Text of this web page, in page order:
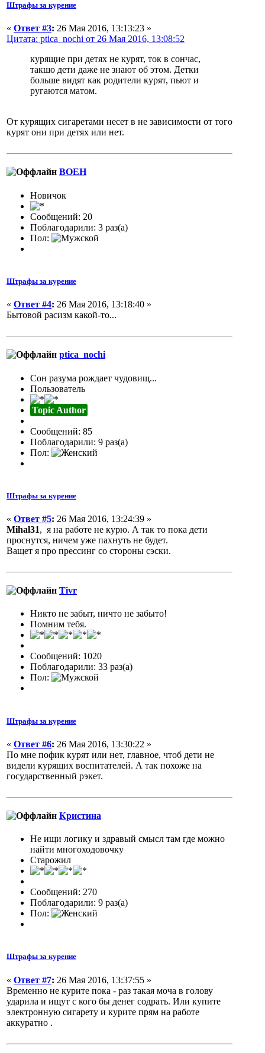
Штрафы за курение
« Ответ #3: 26 Мая 2016, 13:13:23 »
Цитата: ptica_nochi от 26 Мая 2016, 13:08:52
курящие при детях не курят, ток в сончас,
такшо дети даже не знают об этом. Детки
больше видят как родители курят, пьют и
ругаются матом.
От курящих сигаретами несет в не зависимости от того
курят они при детях или нет.
BOEH
Новичок
Сообщений: 20
Поблагодарили: 3 раз(а)
Пол:
Штрафы за курение
« Ответ #4: 26 Мая 2016, 13:18:40 »
Бытовой расизм какой-то...
ptica_nochi
Сон разума рождает чудовищ...
Пользователь
Topic Author
Сообщений: 85
Поблагодарили: 9 раз(а)
Пол:
Штрафы за курение
« Ответ #5: 26 Мая 2016, 13:24:39 »
Mihal31, я на работе не курю. А так то пока дети
проснутся, ничем уже пахнуть не будет.
Ващет я про прессинг со стороны сэски.
Tivr
Никто не забыт, ничто не забыто!
Помним тебя.
Сообщений: 1020
Поблагодарили: 33 раз(а)
Пол:
Штрафы за курение
« Ответ #6: 26 Мая 2016, 13:30:22 »
По мне пофик курят или нет, главное, чтоб дети не
видели курящих воспитателей. А так похоже на
государственный рэкет.
Кристина
Не ищи логику и здравый смысл там где можно
найти многоходовочку
Старожил
Сообщений: 270
Поблагодарили: 9 раз(а)
Пол:
Штрафы за курение
« Ответ #7: 26 Мая 2016, 13:37:55 »
Временно не курите пока - раз такая моча в голову
ударила и ищут с кого бы денег содрать. Или купите
электронную сигарету и курите прям на работе
аккуратно .